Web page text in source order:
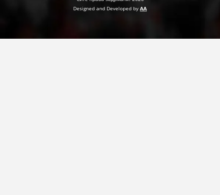
Designed and Developed by AA